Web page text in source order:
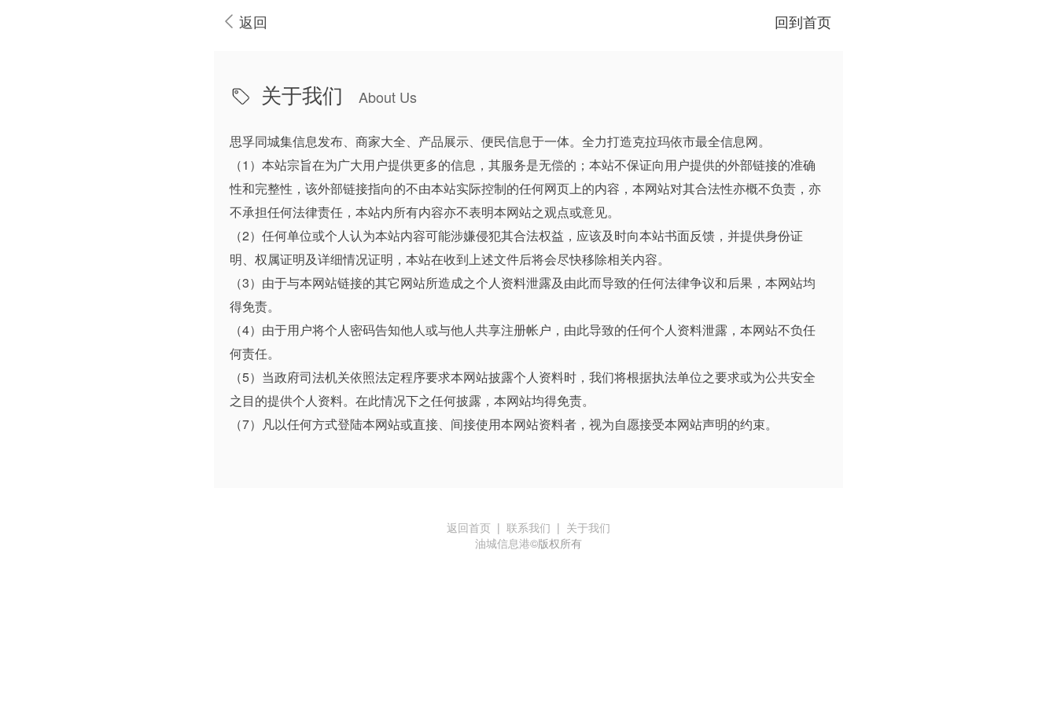
返回 回到首页
关于我们 About Us
思孚同城集信息发布、商家大全、产品展示、便民信息于一体。全力打造克拉玛依市最全信息网。
（1）本站宗旨在为广大用户提供更多的信息，其服务是无偿的；本站不保证向用户提供的外部链接的准确
性和完整性，该外部链接指向的不由本站实际控制的任何网页上的内容，本网站对其合法性亦概不负责，亦
不承担任何法律责任，本站内所有内容亦不表明本网站之观点或意见。
（2）任何单位或个人认为本站内容可能涉嫌侵犯其合法权益，应该及时向本站书面反馈，并提供身份证
明、权属证明及详细情况证明，本站在收到上述文件后将会尽快移除相关内容。
（3）由于与本网站链接的其它网站所造成之个人资料泄露及由此而导致的任何法律争议和后果，本网站均
得免责。
（4）由于用户将个人密码告知他人或与他人共享注册帐户，由此导致的任何个人资料泄露，本网站不负任
何责任。
（5）当政府司法机关依照法定程序要求本网站披露个人资料时，我们将根据执法单位之要求或为公共安全
之目的提供个人资料。在此情况下之任何披露，本网站均得免责。
（7）凡以任何方式登陆本网站或直接、间接使用本网站资料者，视为自愿接受本网站声明的约束。
返回首页 | 联系我们 | 关于我们
油城信息港©版权所有